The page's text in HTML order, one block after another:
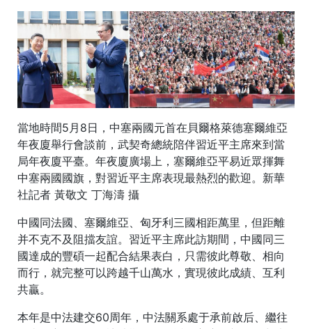
當地時間5月8日，中塞兩國元首在貝爾格萊德塞爾維亞
年夜廈舉行會談前，武契奇總統陪伴習近平主席來到當
局年夜廈平臺。年夜廈廣場上，塞爾維亞平易近眾揮舞
中塞兩國國旗，對習近平主席表現最熱烈的歡迎。新華
社記者 黃敬文 丁海濤 攝
中國同法國、塞爾維亞、匈牙利三國相距萬里，但距離
并不克不及阻擋友誼。習近平主席此訪期間，中國同三
國達成的豐碩一起配合結果表白，只需彼此尊敬、相向
而行，就完整可以跨越千山萬水，實現彼此成績、互利
共贏。
本年是中法建交60周年，中法關系處于承前啟后、繼往